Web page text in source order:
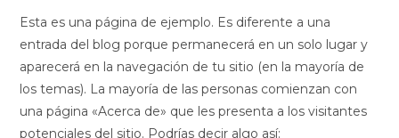
Esta es una página de ejemplo. Es diferente a una
entrada del blog porque permanecerá en un solo lugar y
aparecerá en la navegación de tu sitio (en la mayoría de
los temas). La mayoría de las personas comienzan con
una página «Acerca de» que les presenta a los visitantes
potenciales del sitio. Podrías decir algo así: